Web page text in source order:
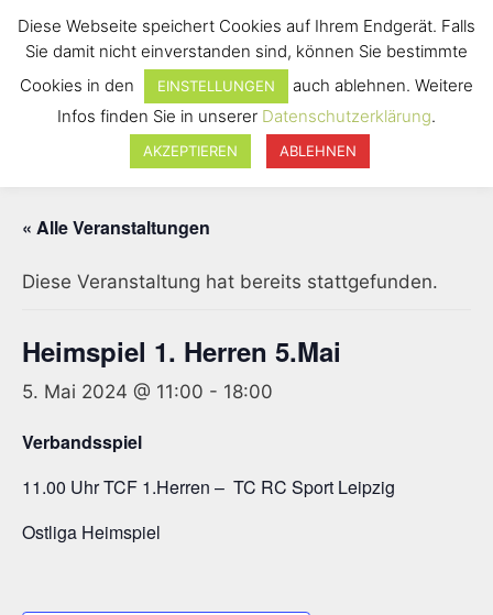
Menü
« Alle Veranstaltungen
Diese Veranstaltung hat bereits stattgefunden.
Heimspiel 1. Herren 5.Mai
5. Mai 2024 @ 11:00 - 18:00
Verbandsspiel
11.00 Uhr TCF 1.Herren – TC RC Sport Leipzig
Ostliga Heimspiel
Diese Webseite speichert Cookies auf Ihrem Endgerät. Falls
Sie damit nicht einverstanden sind, können Sie bestimmte
Cookies in den
EINSTELLUNGEN
auch ablehnen. Weitere
Infos finden Sie in unserer Datenschutzerklärung.
AKZEPTIEREN ABLEHNEN